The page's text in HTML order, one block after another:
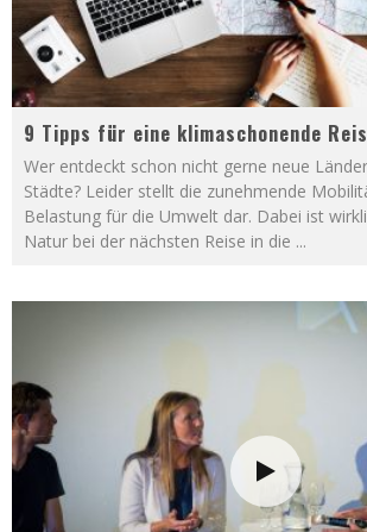
9 Tipps für eine klimaschonende
Wer entdeckt schon nicht gerne neue
Städte? Leider stellt die zunehmende
Belastung für die Umwelt dar. Dabei ist
Natur bei der nächsten Reise in die ...